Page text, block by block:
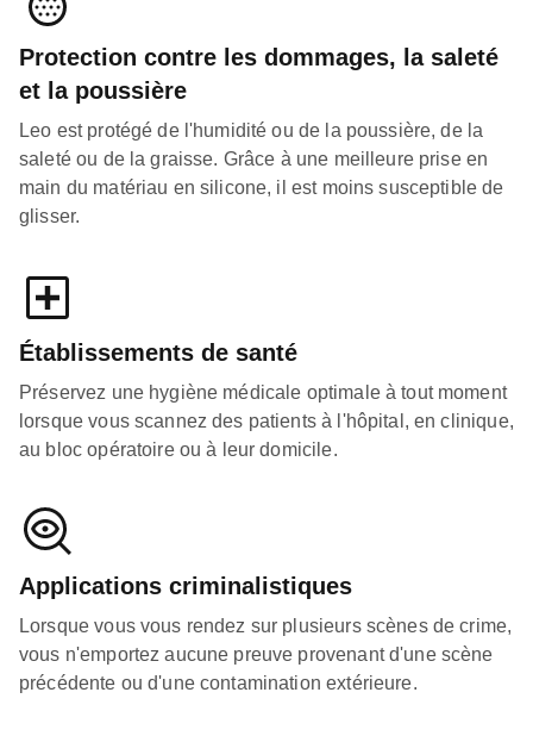
Protection contre les dommages, la saleté
et la poussière
Leo est protégé de l'humidité ou de la poussière, de la
saleté ou de la graisse. Grâce à une meilleure prise en
main du matériau en silicone, il est moins susceptible de
glisser.
Établissements de santé
Préservez une hygiène médicale optimale à tout moment
lorsque vous scannez des patients à l'hôpital, en clinique,
au bloc opératoire ou à leur domicile.
Applications criminalistiques
Lorsque vous vous rendez sur plusieurs scènes de crime,
vous n'emportez aucune preuve provenant d'une scène
précédente ou d'une contamination extérieure.